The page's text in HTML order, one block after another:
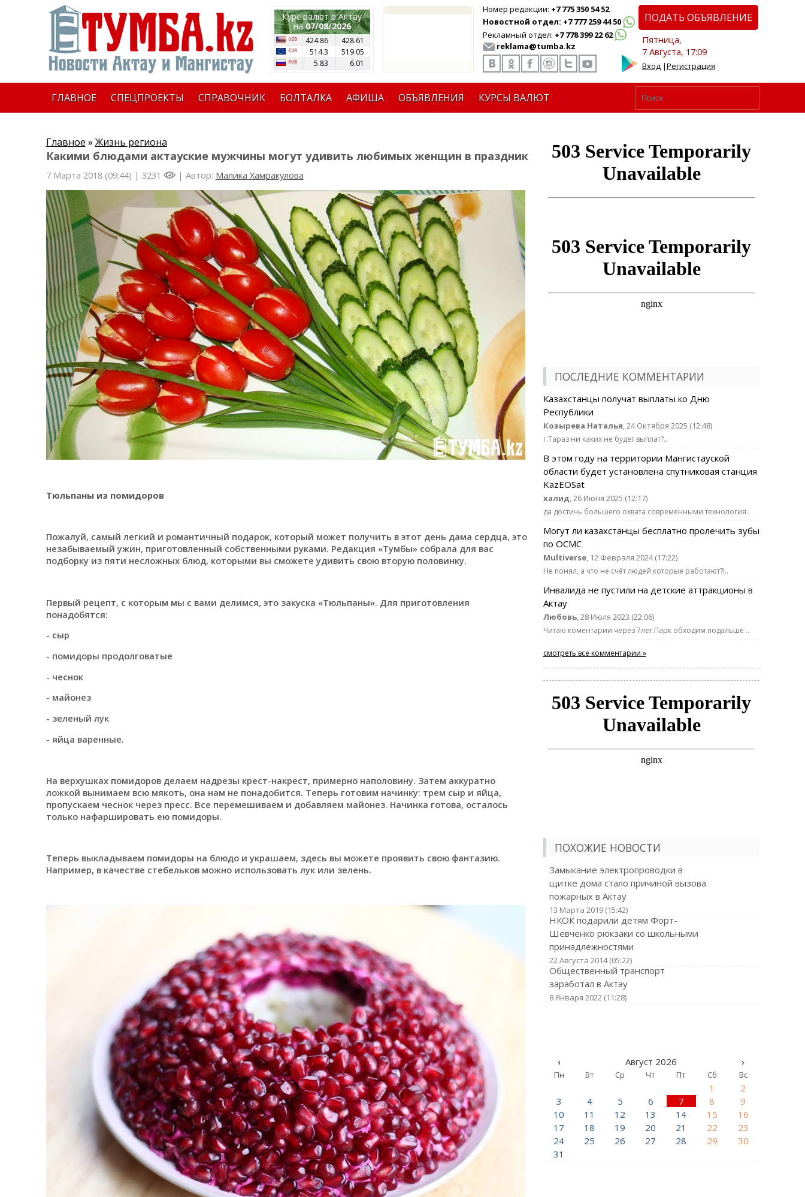
Курс валют в Актау
на07/08/2026
424.86
428.61
514.3
519.05
5.83
6.01
Номер редакции: +7 775 350 54 52
Новостной отдел: +7 777 259 44 50
Рекламный отдел: +7 778 399 22 62
reklama@tumba.kz
ПОДАТЬ ОБЪЯВЛЕНИЕ
Пятница,
7 Августа, 17:09
Вход|Регистрация
ГЛАВНОЕ СПЕЦПРОЕКТЫ СПРАВОЧНИК БОЛТАЛКА АФИША ОБЪЯВЛЕНИЯ КУРСЫ ВАЛЮТ
Главное » Жизнь региона
Какими блюдами актауские мужчины могут удивить любимых женщин в праздник
7 Марта 2018 (09:44) | 3231 | Автор: Малика Хамракулова
Тюльпаны из помидоров
Пожалуй, самый легкий и романтичный подарок, который может получить в этот день дама сердца, это
незабываемый ужин, приготовленный собственными руками. Редакция «Тумбы» собрала для вас
подборку из пяти несложных блюд, которыми вы сможете удивить свою вторую половинку.
Первый рецепт, с которым мы с вами делимся, это закуска «Тюльпаны». Для приготовления
понадобятся:
- сыр
- помидоры продолговатые
- чеснок
- майонез
- зеленый лук
- яйца варенные.
На верхушках помидоров делаем надрезы крест-накрест, примерно наполовину. Затем аккуратно
ложкой вынимаем всю мякоть, она нам не понадобится. Теперь готовим начинку: трем сыр и яйца,
пропускаем чеснок через пресс. Все перемешиваем и добавляем майонез. Начинка готова, осталось
только нафаршировать ею помидоры.
Теперь выкладываем помидоры на блюдо и украшаем, здесь вы можете проявить свою фантазию.
Например, в качестве стебельков можно использовать лук или зелень.
ПОСЛЕДНИЕ КОММЕНТАРИИ
Казахстанцы получат выплаты ко Дню
Республики
Козырева Наталья, 24 Октября 2025 (12:48)
г.Тараз ни каких не будет выплат?..
В этом году на территории Мангистауской
области будет установлена спутниковая станция
KazEOSat
халид, 26 Июня 2025 (12:17)
да достичь большего охвата современными технология..
Могут ли казахстанцы бесплатно пролечить зубы
по ОСМС
Multiverse, 12 Февраля 2024 (17:22)
Не понял, а что не счёт людей которые работают?!..
Инвалида не пустили на детские аттракционы в
Актау
Любовь, 28 Июля 2023 (22:06)
Читаю коментарии через 7лет.Парк обходим подальше ..
смотреть все комментарии »
ПОХОЖИЕ НОВОСТИ
Замыкание электропроводки в
щитке дома стало причиной вызова
пожарных в Актау
13 Марта 2019 (15:42)
НКОК подарили детям Форт-
Шевченко рюкзаки со школьными
принадлежностями
22 Августа 2014 (05:22)
Общественный транспорт
заработал в Актау
8 Января 2022 (11:28)
‹ Август 2026 ›
Пн Вт Ср Чт Пт Сб Вс
1
2
3
4 5 6 7 8
9
10
11 12 13 14 15
16
17
18 19 20 21 22
23
24
25 26 27 28 29
30
31